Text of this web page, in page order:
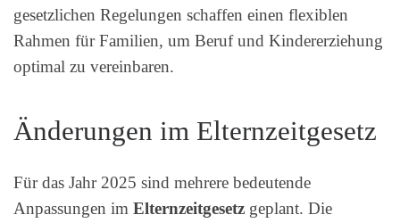
gesetzlichen Regelungen schaffen einen flexiblen
Rahmen für Familien, um Beruf und Kindererziehung
optimal zu vereinbaren.
Änderungen im Elternzeitgesetz
Für das Jahr 2025 sind mehrere bedeutende
Anpassungen im Elternzeitgesetz geplant. Die